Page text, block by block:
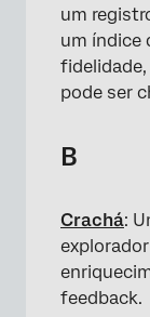
um
um índice
pode ser
B
Crachá:
feedback.